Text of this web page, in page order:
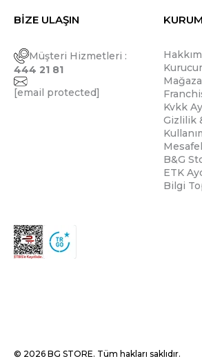
BİZE ULAŞIN
Müşteri Hizmetleri :
444 21 81
[email protected]
Kvkk
Gizlilik
B&G
ETK
Bilgi
© 2026 BG STORE. Tüm hakları saklıdır.